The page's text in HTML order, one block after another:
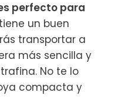
perfecto para
un buen
transportar a
más sencilla y
No te lo
compacta y